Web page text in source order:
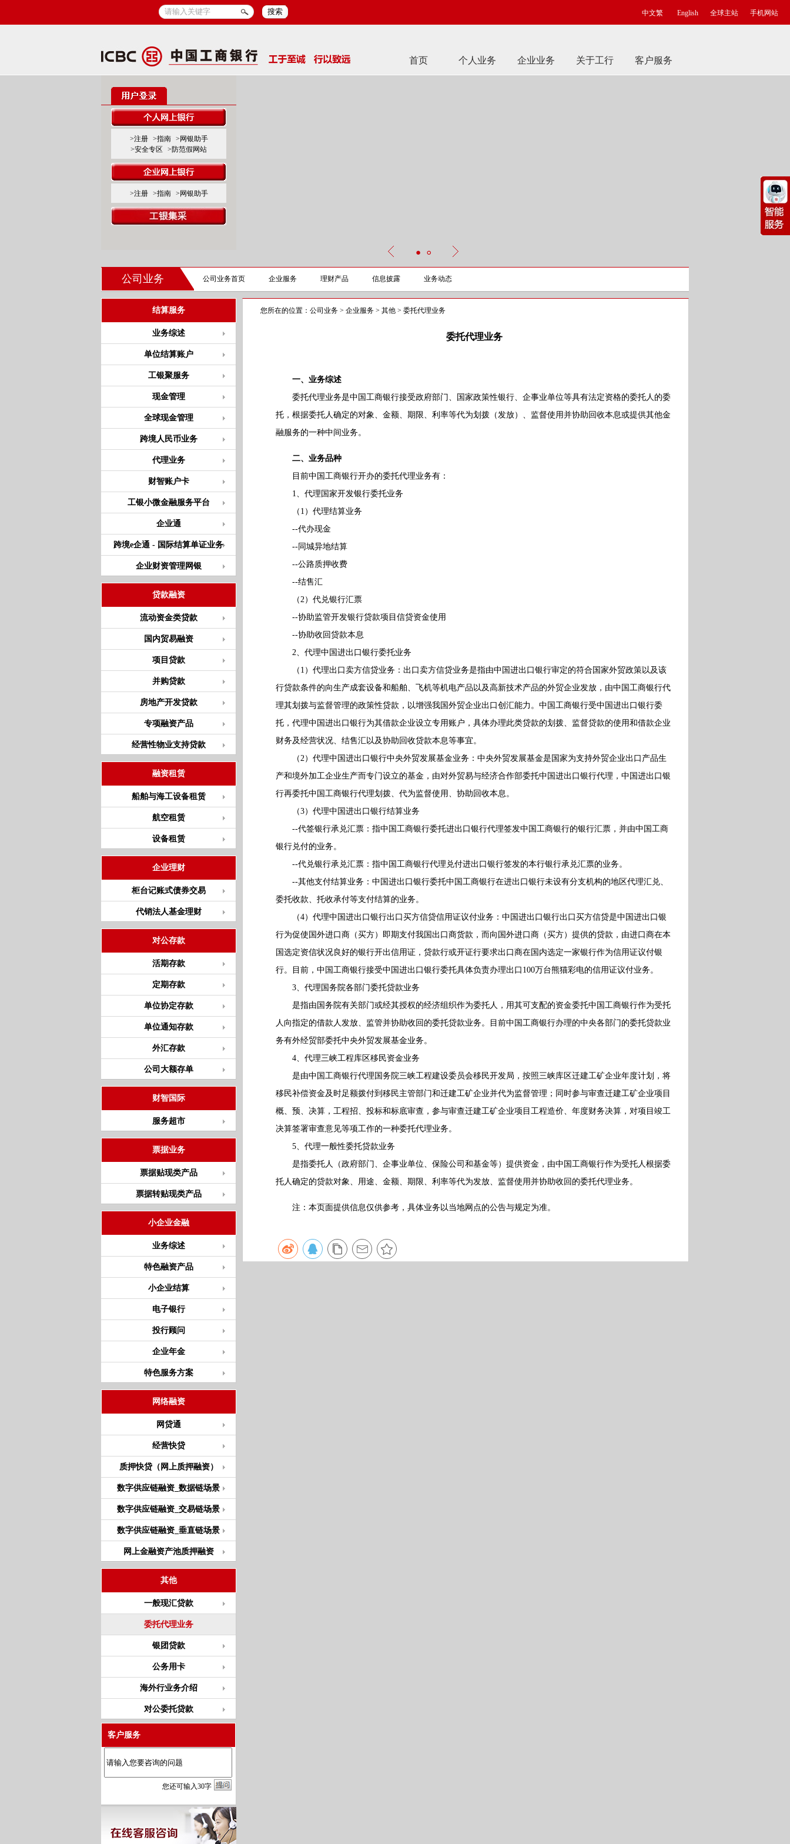
搜索 中文繁 English 全球主站 手机网站
首页 个人业务 企业业务 关于工行 客户服务
>注册 >指南
>网银助手
>安全专区
>防范假网站
>注册 >指南 >网银助手
公司业务 公司业务首页 企业服务 理财产品 信息披露 业务动态
结算服务
业务综述
单位结算账户
工银聚服务
现金管理
全球现金管理
跨境人民币业务
代理业务
财智账户卡
工银小微金融服务平台
企业通
跨境e企通 - 国际结算单证业务
企业财资管理网银
贷款融资
流动资金类贷款
国内贸易融资
项目贷款
并购贷款
房地产开发贷款
专项融资产品
经营性物业支持贷款
融资租赁
船舶与海工设备租赁
航空租赁
设备租赁
企业理财
柜台记账式债券交易
代销法人基金理财
对公存款
活期存款
定期存款
单位协定存款
单位通知存款
外汇存款
公司大额存单
财智国际
服务超市
票据业务
票据贴现类产品
票据转贴现类产品
小企业金融
业务综述
特色融资产品
小企业结算
电子银行
投行顾问
企业年金
特色服务方案
网络融资
网贷通
经营快贷
质押快贷（网上质押融资）
数字供应链融资_数据链场景
数字供应链融资_交易链场景
数字供应链融资_垂直链场景
网上金融资产池质押融资
其他
一般现汇贷款
委托代理业务
银团贷款
公务用卡
海外行业务介绍
对公委托贷款
客户服务
您还可输入30字
您所在的位置： 公司业务 > 企业服务 > 其他 > 委托代理业务
委托代理业务
一、业务综述
委托代理业务是中国工商银行接受政府部门、国家政策性银行、企事业单位等具有法定资格的委托人的委
托，根据委托人确定的对象、金额、期限、利率等代为划拨（发放）、监督使用并协助回收本息或提供其他金
融服务的一种中间业务。
二、业务品种
目前中国工商银行开办的委托代理业务有：
1、代理国家开发银行委托业务
（1）代理结算业务
--代办现金
--同城异地结算
--公路质押收费
--结售汇
（2）代兑银行汇票
--协助监管开发银行贷款项目信贷资金使用
--协助收回贷款本息
2、代理中国进出口银行委托业务
（1）代理出口卖方信贷业务：出口卖方信贷业务是指由中国进出口银行审定的符合国家外贸政策以及该
行贷款条件的向生产成套设备和船舶、飞机等机电产品以及高新技术产品的外贸企业发放，由中国工商银行代
理其划拨与监督管理的政策性贷款，以增强我国外贸企业出口创汇能力。中国工商银行受中国进出口银行委
托，代理中国进出口银行为其借款企业设立专用账户，具体办理此类贷款的划拨、监督贷款的使用和借款企业
财务及经营状况、结售汇以及协助回收贷款本息等事宜。
（2）代理中国进出口银行中央外贸发展基金业务：中央外贸发展基金是国家为支持外贸企业出口产品生
产和境外加工企业生产而专门设立的基金，由对外贸易与经济合作部委托中国进出口银行代理，中国进出口银
行再委托中国工商银行代理划拨、代为监督使用、协助回收本息。
（3）代理中国进出口银行结算业务
--代签银行承兑汇票：指中国工商银行委托进出口银行代理签发中国工商银行的银行汇票，并由中国工商
银行兑付的业务。
--代兑银行承兑汇票：指中国工商银行代理兑付进出口银行签发的本行银行承兑汇票的业务。
--其他支付结算业务：中国进出口银行委托中国工商银行在进出口银行未设有分支机构的地区代理汇兑、
委托收款、托收承付等支付结算的业务。
（4）代理中国进出口银行出口买方信贷信用证议付业务：中国进出口银行出口买方信贷是中国进出口银
行为促使国外进口商（买方）即期支付我国出口商货款，而向国外进口商（买方）提供的贷款，由进口商在本
国选定资信状况良好的银行开出信用证，贷款行或开证行要求出口商在国内选定一家银行作为信用证议付银
行。目前，中国工商银行接受中国进出口银行委托具体负责办理出口100万台熊猫彩电的信用证议付业务。
3、代理国务院各部门委托贷款业务
是指由国务院有关部门或经其授权的经济组织作为委托人，用其可支配的资金委托中国工商银行作为受托
人向指定的借款人发放、监管并协助收回的委托贷款业务。目前中国工商银行办理的中央各部门的委托贷款业
务有外经贸部委托中央外贸发展基金业务。
4、代理三峡工程库区移民资金业务
是由中国工商银行代理国务院三峡工程建设委员会移民开发局，按照三峡库区迁建工矿企业年度计划，将
移民补偿资金及时足额拨付到移民主管部门和迁建工矿企业并代为监督管理；同时参与审查迁建工矿企业项目
概、预、决算，工程招、投标和标底审查，参与审查迁建工矿企业项目工程造价、年度财务决算，对项目竣工
决算签署审查意见等项工作的一种委托代理业务。
5、代理一般性委托贷款业务
是指委托人（政府部门、企事业单位、保险公司和基金等）提供资金，由中国工商银行作为受托人根据委
托人确定的贷款对象、用途、金额、期限、利率等代为发放、监督使用并协助收回的委托代理业务。
注：本页面提供信息仅供参考，具体业务以当地网点的公告与规定为准。